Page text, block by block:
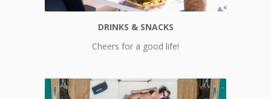
Drinks & Snacks
DRINKS & SNACKS
Cheers for a good life!